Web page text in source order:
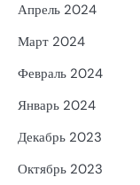
Апрель 2024
Март 2024
Февраль 2024
Январь 2024
Декабрь 2023
Октябрь 2023